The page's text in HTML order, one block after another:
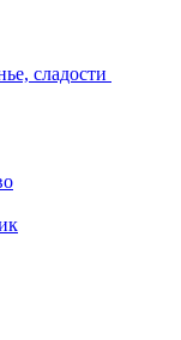
сладости